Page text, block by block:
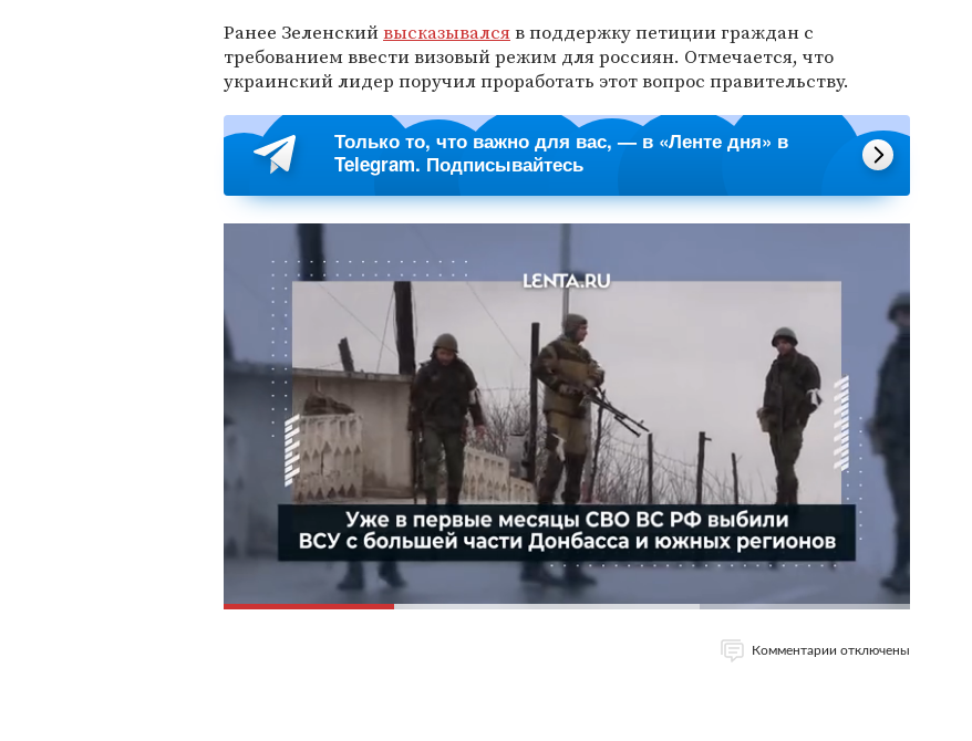
Ранее Зеленскийвысказывалсяв поддержку петиции граждан с
требованием ввести визовый режим для россиян. Отмечается, что
украинский лидер поручил проработать этот вопрос правительству.
Только то, что важно для вас, — в «Ленте дня» в
Telegram. Подписывайтесь
Комментарии отключены